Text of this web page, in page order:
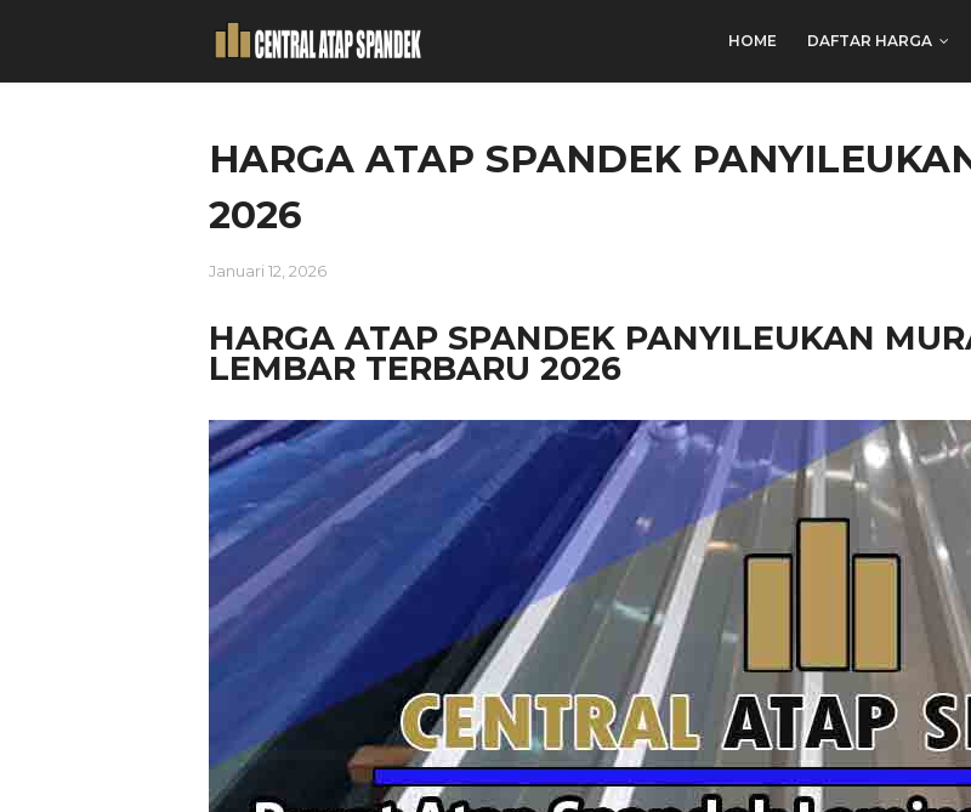
HOME DAFTAR HARGA
HARGA ATAP SPANDEK
2026
Januari 12, 2026
HARGA ATAP SPANDEK PANYILEUKAN
LEMBAR TERBARU 2026